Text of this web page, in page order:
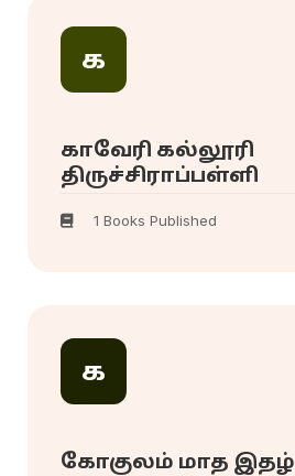
க
காவேரி கல்லூரி
திருச்சிராப்பள்ளி
1 Books Published
க
கோகுலம் மாத இதழ்